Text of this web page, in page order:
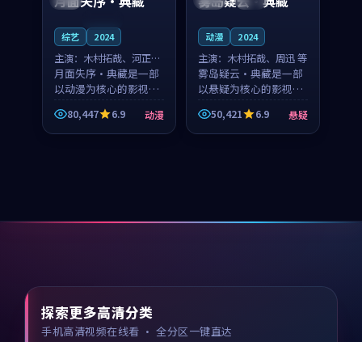
综艺 2024
主演： 木村拓哉、河正宇
等
月面失序·典藏是一部
以动漫为核心的影视作
品，围绕危机、反转与
人物成长展开，整体节
奏紧凑，值得推荐观
80,447 6.9 动漫
动漫 2024
主演： 木村拓哉、周迅 等
雾岛疑云·典藏是一部
以悬疑为核心的影视作
品，围绕危机、反转与
人物成长展开，整体节
奏紧凑，值得推荐观
50,421 6.9 悬疑
探索更多高清分类
手机高清视频在线看 · 全分区一键直达